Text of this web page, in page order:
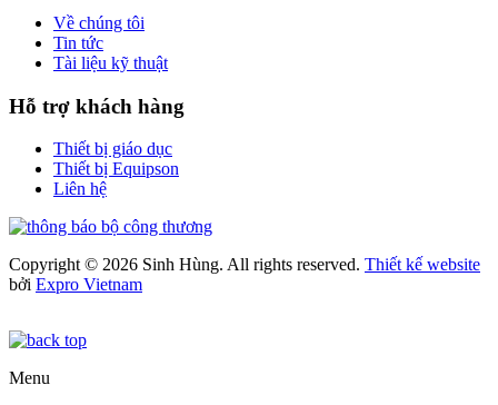
Về chúng tôi
Tin tức
Tài liệu kỹ thuật
Hỗ trợ khách hàng
Thiết bị giáo dục
Thiết bị Equipson
Liên hệ
Copyright © 2026 Sinh Hùng. All rights reserved. Thiết kế website
bởi Expro Vietnam
Menu